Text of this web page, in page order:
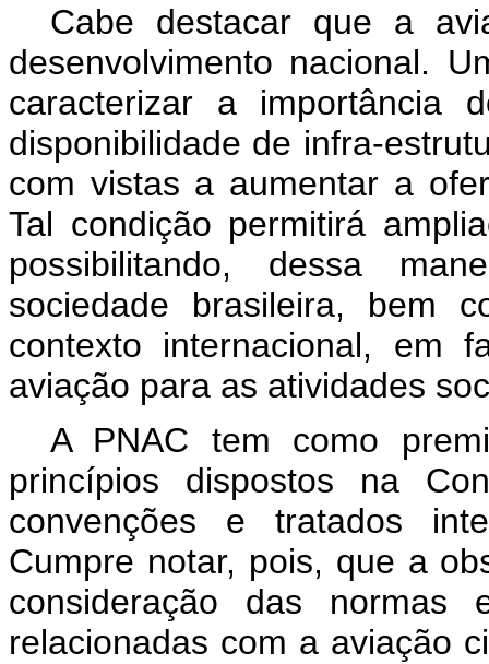
Cabe destacar que a
desenvolvimento nacional.
caracterizar a importância
disponibilidade de infra-
com vistas a aumentar a
Tal condição permitirá
possibilitando, dessa
sociedade brasileira, bem
contexto internacional, em
aviação para as atividades
A PNAC tem como
princípios dispostos na
convenções e tratados
Cumpre notar, pois, que a
consideração das normas
relacionadas com a aviação